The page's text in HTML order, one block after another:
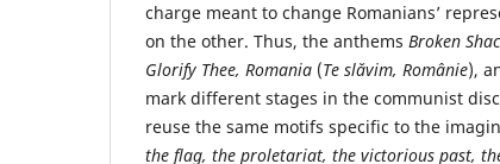
charge meant to change Romanians’
on the other. Thus, the anthems Broken
Glorify Thee, Romania (Te slăvim, Românie),
mark different stages in the communist
reuse the same motifs specific to the
the flag, the proletariat, the victorious past,